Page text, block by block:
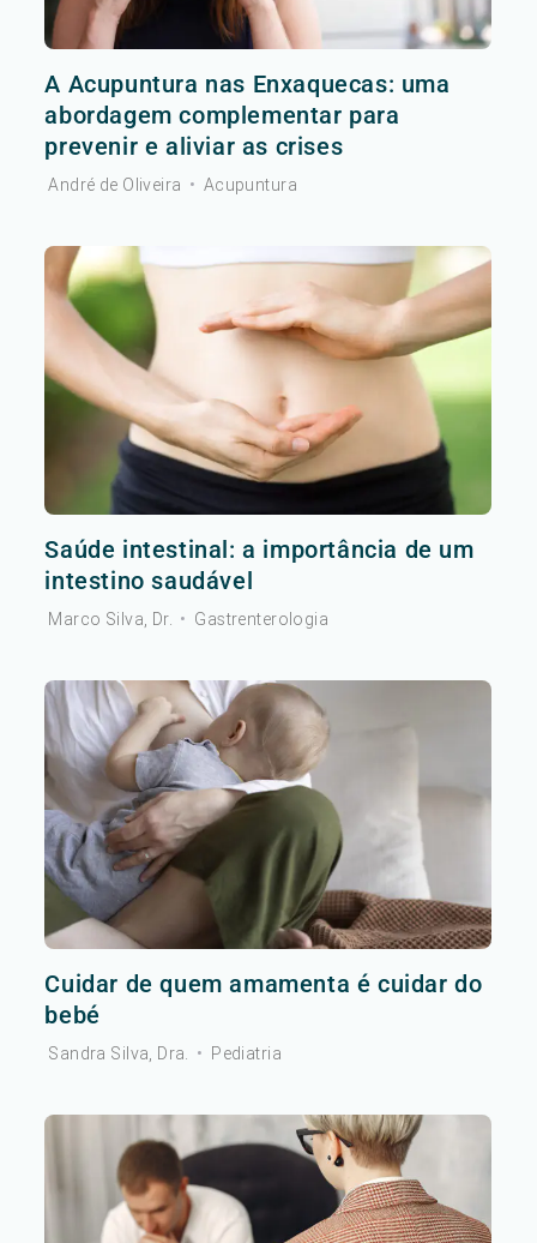
A Acupuntura nas Enxaquecas: uma
abordagem complementar para
prevenir e aliviar as crises
André de Oliveira • Acupuntura
Saúde intestinal: a importância de um
intestino saudável
Marco Silva, Dr. • Gastrenterologia
Cuidar de quem amamenta é cuidar do
bebé
Sandra Silva, Dra. • Pediatria